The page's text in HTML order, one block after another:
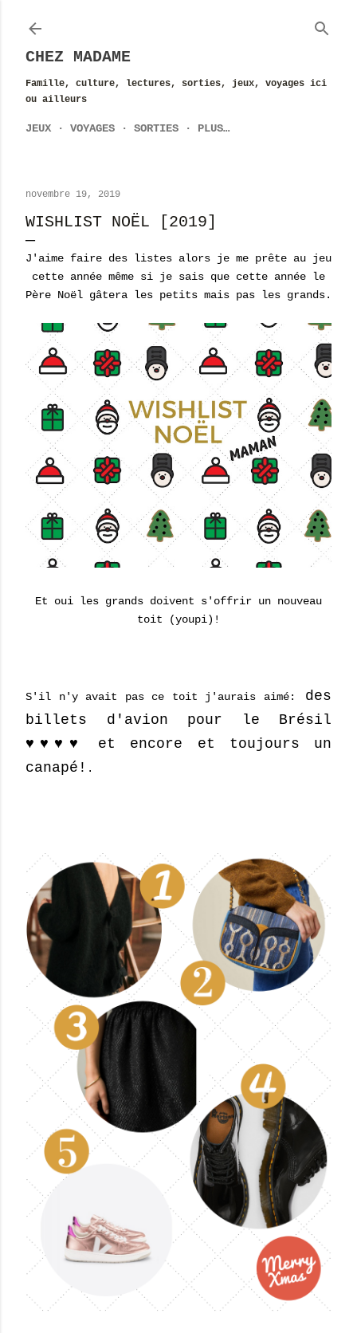
CHEZ MADAME
Famille, culture, lectures, sorties, jeux, voyages ici
ou ailleurs
JEUX VOYAGES SORTIES PLUS…
novembre 19, 2019
WISHLIST NOËL [2019]
J'aime faire des listes alors je me prête au jeu
cette année même si je sais que cette année le
Père Noël gâtera les petits mais pas les grands.
Et oui les grands doivent s'offrir un nouveau
toit (youpi)!
S'il n'y avait pas ce toit j'aurais aimé:
des
billets d'avion pour le Brésil
♥♥♥♥ et encore et toujours un
canapé! .